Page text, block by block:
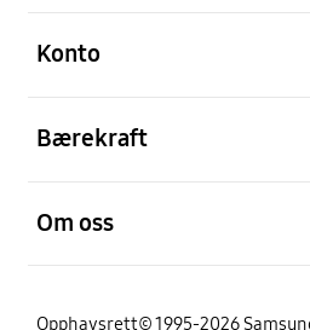
Konto
Bærekraft
Om oss
Opphavsrett© 1995-2026